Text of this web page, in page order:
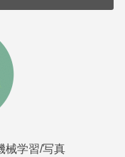
械学習/写真